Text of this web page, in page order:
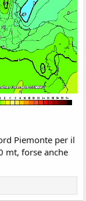
Piemonte per il
mt, forse anche